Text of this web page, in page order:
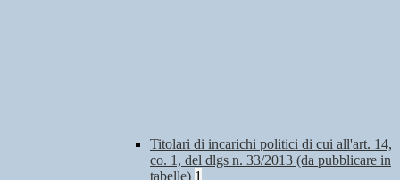
Titolari di incarichi politici di cui all'art. 14,
co. 1, del dlgs n. 33/2013 (da pubblicare in
tabelle) 1